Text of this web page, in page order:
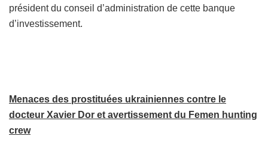
président du conseil d’administration de cette banque
d’investissement.
Menaces des prostituées ukrainiennes contre le
docteur Xavier Dor et avertissement du Femen hunting
crew